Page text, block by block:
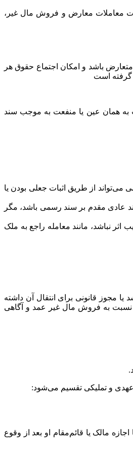
معاملات معارض و فروش مال غیر،
باشد و امکان اجتماع حقوق هر
گرفته است
به‌‌ همان عین یا منفعت به موجب سند
از طریق اثبات جعلی بودن یا
عادی مقدم بر سند رسمی باشد، مگر
اثر نباشد، مانند معامله راجع به ملک
مجوز قانونی برای انتقال آن داشته
نسبت به فروش مال غیر عمد و آگاهی
عهدی و تملیکی تقسیم می‌شود:
اجازه مالک یا قائم‌مقام او بعد از وقوع